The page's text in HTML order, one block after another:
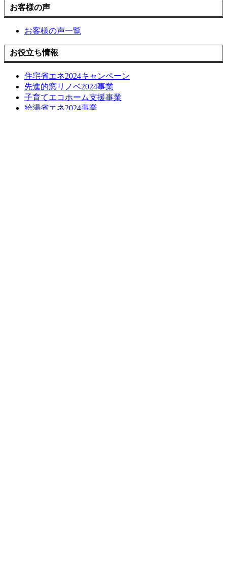
お客様の声
お客様の声一覧
お役立ち情報
住宅省エネ2024キャンペーン
先進的窓リノベ2024事業
子育てエコホーム支援事業
給湯省エネ2024事業